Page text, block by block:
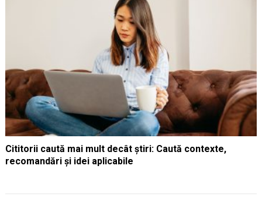
Cititorii caută mai mult decât știri: Caută contexte,
recomandări și idei aplicabile